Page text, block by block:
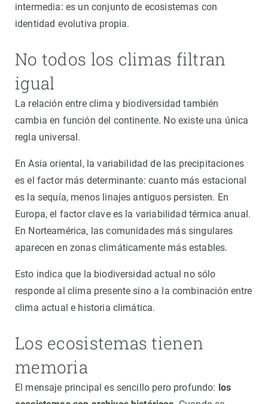
intermedia: es un conjunto de ecosistemas con
identidad evolutiva propia.
No todos los climas filtran
igual
La relación entre clima y biodiversidad también
cambia en función del continente. No existe una única
regla universal.
En Asia oriental, la variabilidad de las precipitaciones
es el factor más determinante: cuanto más estacional
es la sequía, menos linajes antiguos persisten. En
Europa, el factor clave es la variabilidad térmica anual.
En Norteamérica, las comunidades más singulares
aparecen en zonas climáticamente más estables.
Esto indica que la biodiversidad actual no sólo
responde al clima presente sino a la combinación entre
clima actual e historia climática.
Los ecosistemas tienen
memoria
El mensaje principal es sencillo pero profundo: los